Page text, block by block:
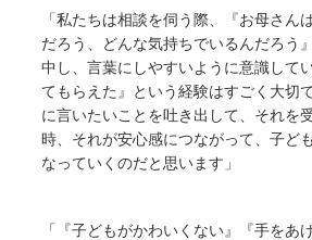
「私たちは相談を伺う際、『お母さん
だろう、どんな気持ちでいるんだろう
中し、言葉にしやすいように意識して
てもらえた』という経験はすごく大切
に言いたいことを吐き出して、それを
時、それが安心感につながって、子ど
なっていくのだと思います」
「『子どもがかわいくない』『手をあ